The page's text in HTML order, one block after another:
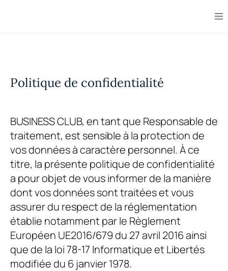
Politique de confidentialité
BUSINESS CLUB, en tant que Responsable de
traitement, est sensible à la protection de
vos données à caractère personnel. À ce
titre, la présente politique de confidentialité
a pour objet de vous informer de la manière
dont vos données sont traitées et vous
assurer du respect de la réglementation
établie notamment par le Règlement
Européen UE2016/679 du 27 avril 2016 ainsi
que de la loi 78-17 Informatique et Libertés
modifiée du 6 janvier 1978.